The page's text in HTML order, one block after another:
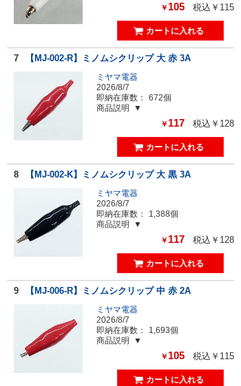
￥ 105 税込￥115
7 【MJ-002-R】ミノムシクリップ 大 赤 3A
ミヤマ電器
2026/8/7
即納在庫数：
672個
商品説明
￥ 117 税込￥128
8 【MJ-002-K】ミノムシクリップ 大 黒 3A
ミヤマ電器
2026/8/7
即納在庫数：
1,388個
商品説明
￥ 117 税込￥128
9 【MJ-006-R】ミノムシクリップ 中 赤 2A
ミヤマ電器
2026/8/7
即納在庫数：
1,693個
商品説明
￥ 105 税込￥115